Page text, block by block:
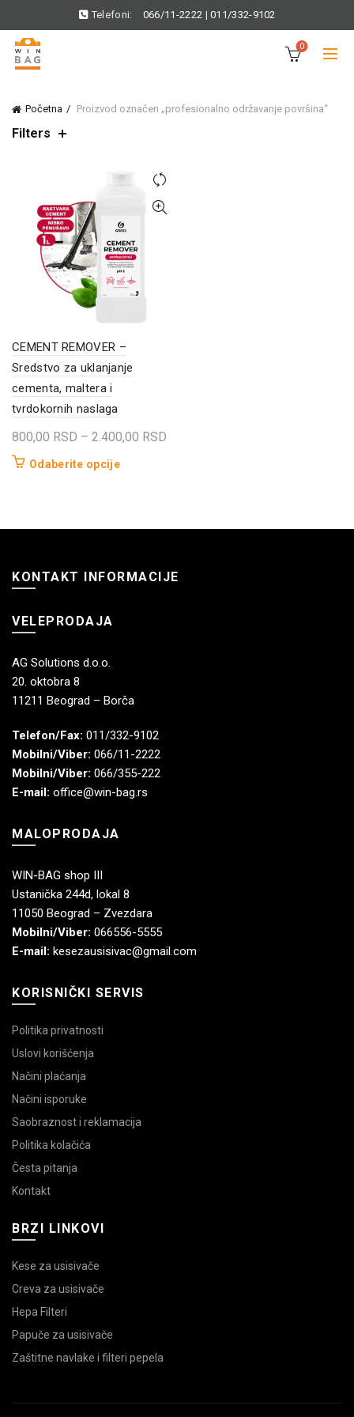
Telefoni: 066/11-2222 |011/332-9102
0
Početna Proizvod označen „profesionalno održavanje površina“
Filters
CEMENT REMOVER –
Sredstvo za uklanjanje
cementa, maltera i
tvrdokornih naslaga
800,00 RSD – 2.400,00 RSD
Odaberite opcijeOvaj
mogu
KONTAKT INFORMACIJE
VELEPRODAJA
AG Solutions d.o.o.
20. oktobra 8
11211 Beograd – Borča
Telefon/Fax: 011/332-9102
Mobilni/Viber: 066/11-2222
Mobilni/Viber: 066/355-222
E-mail: office@win-bag.rs
MALOPRODAJA
WIN-BAG shop III
Ustanička 244d, lokal 8
11050 Beograd – Zvezdara
Mobilni/Viber: 066556-5555
E-mail: kesezausisivac@gmail.com
KORISNIČKI SERVIS
Politika privatnosti
Uslovi korišćenja
Načini plaćanja
Načini isporuke
Saobraznost i reklamacija
Politika kolačića
Česta pitanja
Kontakt
BRZI LINKOVI
Kese za usisivače
Creva za usisivače
Hepa Filteri
Papuče za usisivače
Zaštitne navlake i filteri pepela